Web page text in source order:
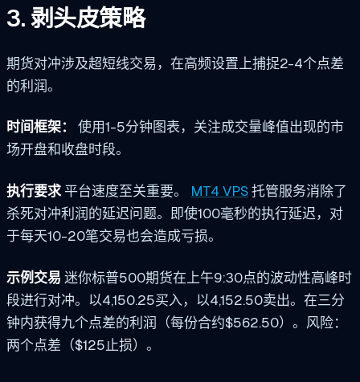
3. 剥头皮策略
期货对冲涉及超短线交易，在高频设置上捕捉2-4个点差
的利润。
时间框架：
使用1-5分钟图表，关注成交量峰值出现的市
场开盘和收盘时段。
执行要求平台速度至关重要。 MT4 VPS托管服务消除了
杀死对冲利润的延迟问题。即使100毫秒的执行延迟，对
于每天10-20笔交易也会造成亏损。
示例交易 迷你标普500期货在上午9:30点的波动性高峰时
段进行对冲。以4,150.25买入，以4,152.50卖出。在三分
钟内获得九个点差的利润（每份合约$562.50）。风险：
两个点差（$125止损）。